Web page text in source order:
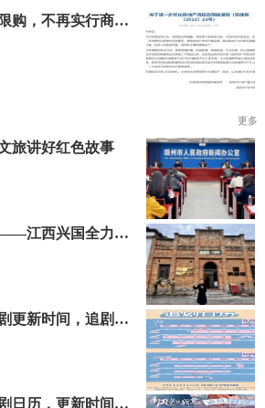
东莞市全域放开住房限购，不再实行商品住房限购政策
更多
旅讲好红色故事
“红色”让老区更出彩——江西兴国全力打造红色文化传承发展创新示范区
踮起脚尖靠近你电视剧更新时间，追剧日历及剧情简介
南风知我意电视剧追剧日历，更新时间一览表